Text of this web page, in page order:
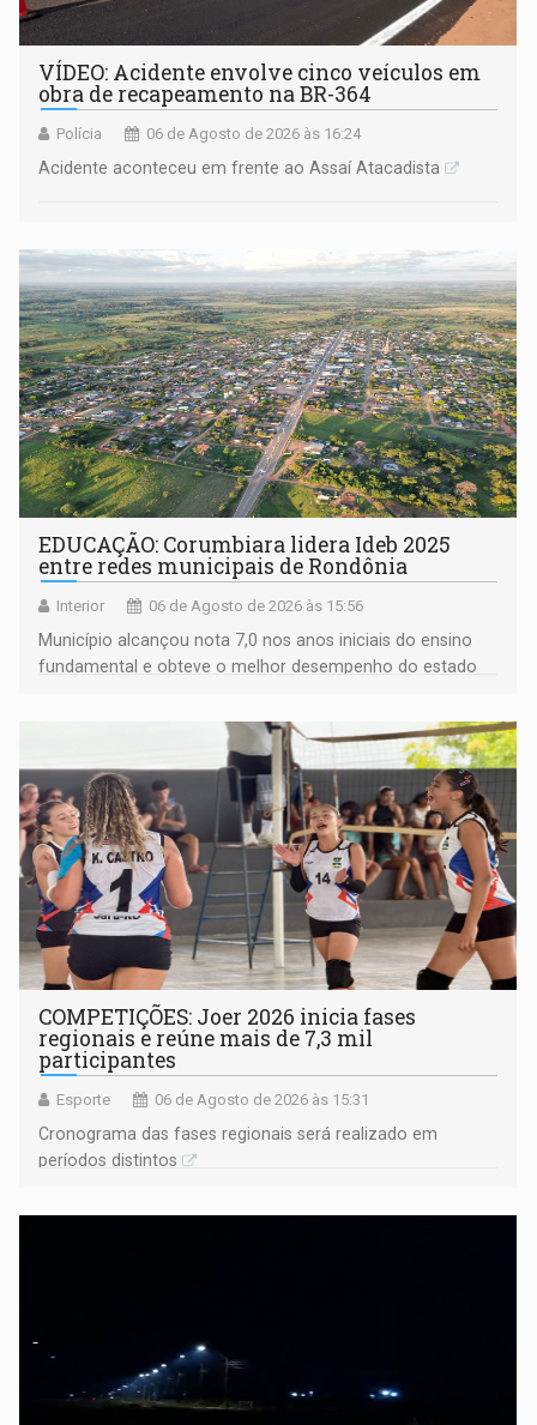
VÍDEO: Acidente envolve cinco veículos em
obra de recapeamento na BR-364
Polícia 06 de Agosto de 2026 às 16:24
Acidente aconteceu em frente ao Assaí Atacadista
EDUCAÇÃO: Corumbiara lidera Ideb 2025
entre redes municipais de Rondônia
Interior 06 de Agosto de 2026 às 15:56
Município alcançou nota 7,0 nos anos iniciais do ensino
fundamental e obteve o melhor desempenho do estado
COMPETIÇÕES: Joer 2026 inicia fases
regionais e reúne mais de 7,3 mil
participantes
Esporte 06 de Agosto de 2026 às 15:31
Cronograma das fases regionais será realizado em
períodos distintos